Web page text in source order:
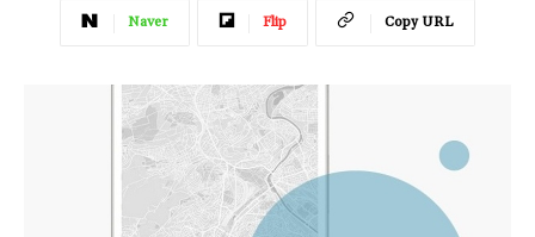
Naver Flip Copy URL